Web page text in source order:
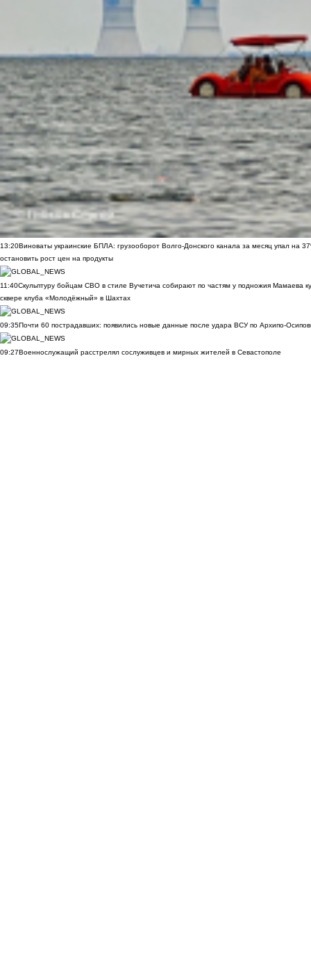
13:20Виноваты украинские БПЛА: грузооборот Волго-Донского канала за месяц упал на
остановить рост цен на продукты
11:40Скульптуру бойцам СВО в стиле Вучетича собирают по частям у подножия Мамаева
сквере клуба «Молодёжный» в Шахтах
09:35Почти 60 пострадавших: появились новые данные после удара ВСУ по Архипо-
09:27Военнослужащий расстрелял сослуживцев и мирных жителей в Севастополе